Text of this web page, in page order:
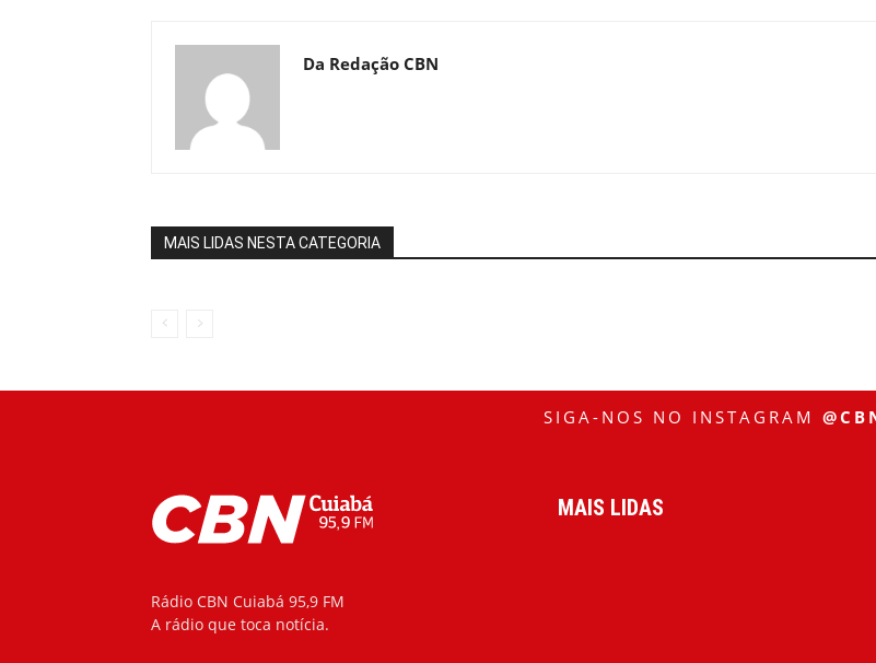
Da Redação CBN
MAIS LIDAS NESTA CATEGORIA
SIGA-NOS NO INSTAGRAM
Rádio CBN Cuiabá 95,9 FM
A rádio que toca notícia.
MAIS LIDAS